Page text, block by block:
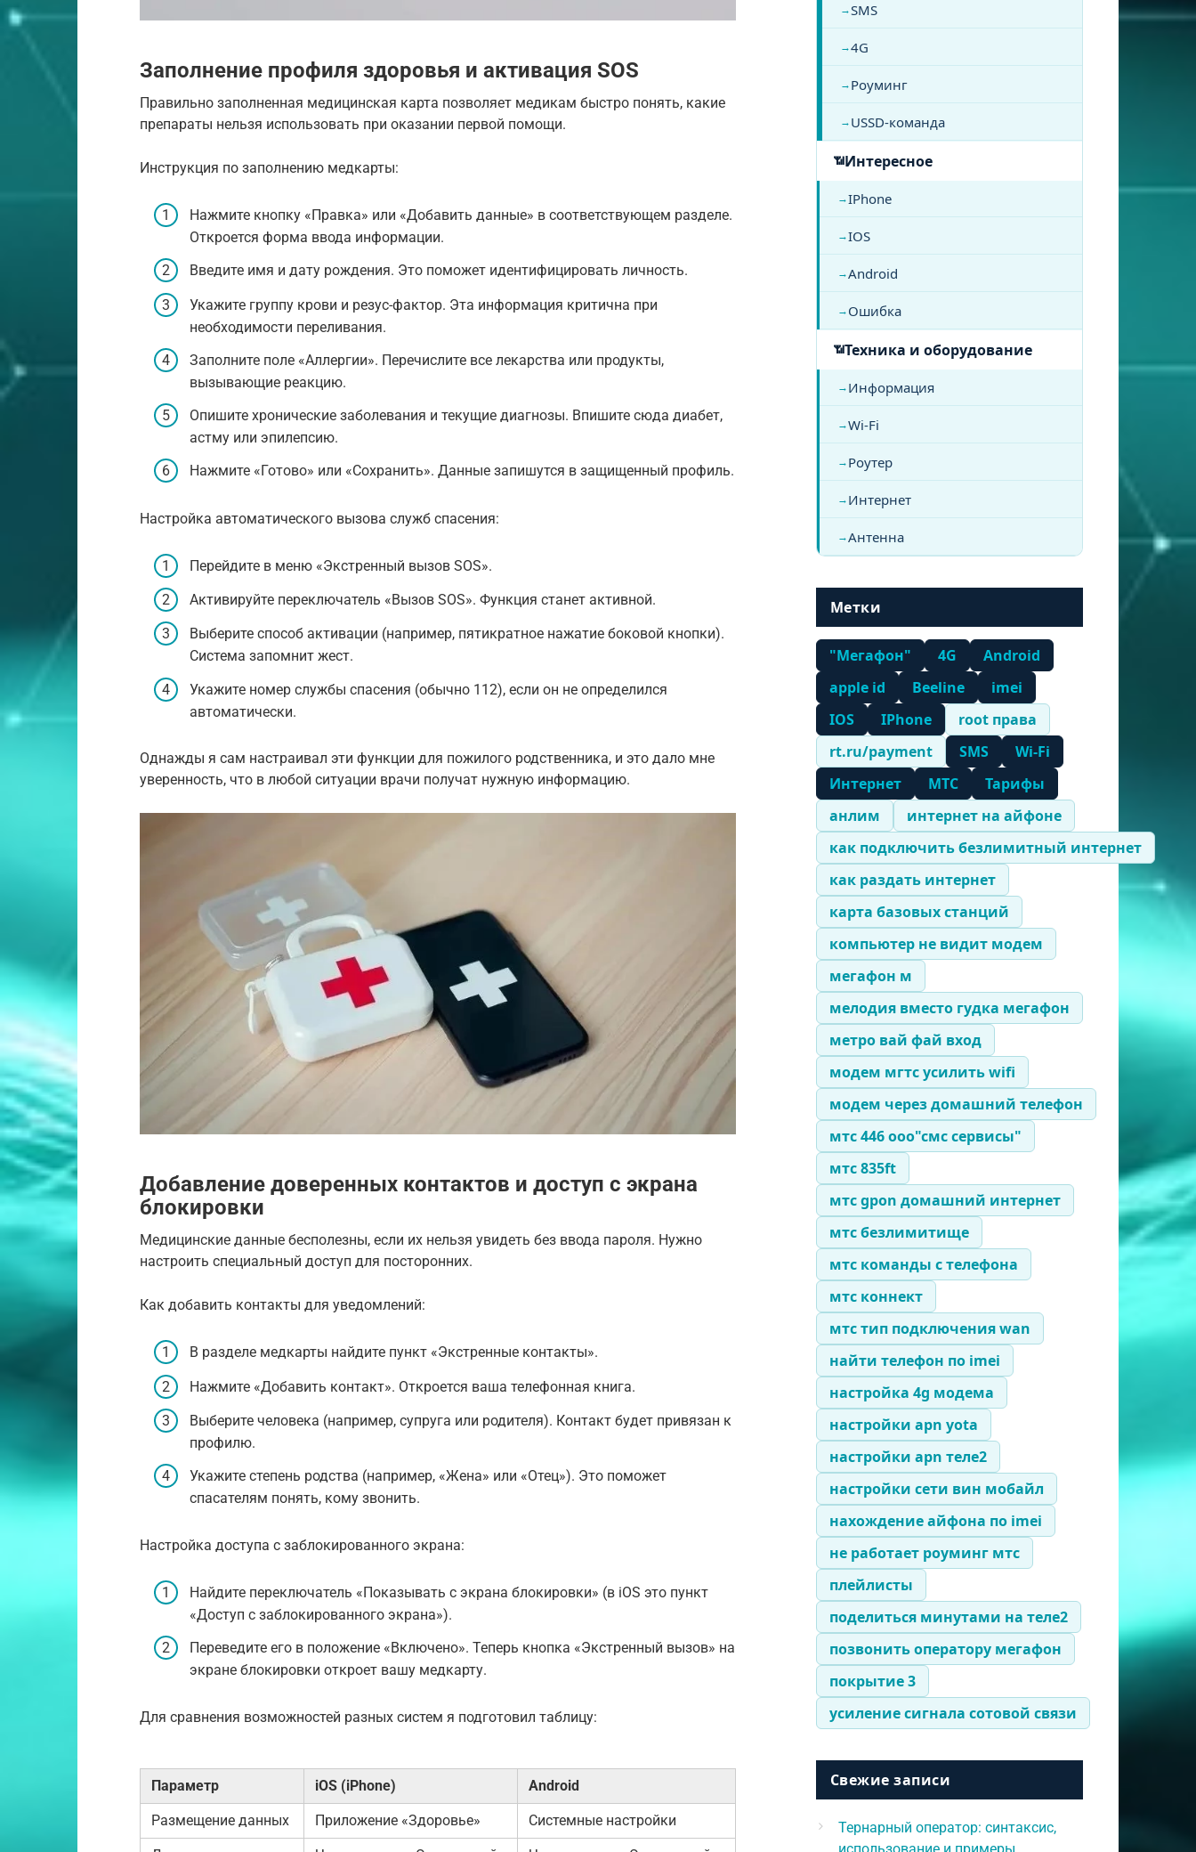
Заполнение профиля здоровья и активация SOS
Правильно заполненная медицинская карта позволяет медикам быстро понять, какие
препараты нельзя использовать при оказании первой помощи.
Инструкция по заполнению медкарты:
Нажмите кнопку «Правка» или «Добавить данные» в соответствующем разделе.
Откроется форма ввода информации.
Введите имя и дату рождения. Это поможет идентифицировать личность.
Укажите группу крови и резус-фактор. Эта информация критична при
необходимости переливания.
Заполните поле «Аллергии». Перечислите все лекарства или продукты,
вызывающие реакцию.
Опишите хронические заболевания и текущие диагнозы. Впишите сюда диабет,
астму или эпилепсию.
Нажмите «Готово» или «Сохранить». Данные запишутся в защищенный профиль.
Настройка автоматического вызова служб спасения:
Перейдите в меню «Экстренный вызов SOS».
Активируйте переключатель «Вызов SOS». Функция станет активной.
Выберите способ активации (например, пятикратное нажатие боковой кнопки).
Система запомнит жест.
Укажите номер службы спасения (обычно 112), если он не определился
автоматически.
Однажды я сам настраивал эти функции для пожилого родственника, и это дало мне
уверенность, что в любой ситуации врачи получат нужную информацию.
Добавление доверенных контактов и доступ с экрана
блокировки
Медицинские данные бесполезны, если их нельзя увидеть без ввода пароля. Нужно
настроить специальный доступ для посторонних.
Как добавить контакты для уведомлений:
В разделе медкарты найдите пункт «Экстренные контакты».
Нажмите «Добавить контакт». Откроется ваша телефонная книга.
Выберите человека (например, супруга или родителя). Контакт будет привязан к
профилю.
Укажите степень родства (например, «Жена» или «Отец»). Это поможет
спасателям понять, кому звонить.
Настройка доступа с заблокированного экрана:
Найдите переключатель «Показывать с экрана блокировки» (в iOS это пункт
«Доступ с заблокированного экрана»).
Переведите его в положение «Включено». Теперь кнопка «Экстренный вызов» на
экране блокировки откроет вашу медкарту.
Для сравнения возможностей разных систем я подготовил таблицу:
Параметр iOS (iPhone) Android
Размещение данных Приложение «Здоровье» Системные настройки
SMS
4G
Роуминг
USSD-команда
Интересное
IPhone
IOS
Android
Ошибка
Техника и оборудование
Информация
Wi-Fi
Роутер
Интернет
Антенна
Метки
"Мегафон" 4G
Android
apple id
Beeline
imei
IOS
IPhone
root права
rt.ru/payment
SMS
Wi-Fi
Интернет
МТС
Тарифы
анлим
интернет на айфоне
как подключить безлимитный интернет
как раздать интернет
карта базовых станций
компьютер не видит модем
мегафон м
мелодия вместо гудка мегафон
метро вай фай вход
модем мгтс усилить wifi
модем через домашний телефон
мтс 446 ооо"смс сервисы"
мтс 835ft
мтс gpon домашний интернет
мтс безлимитище
мтс команды с телефона
мтс коннект
мтс тип подключения wan
найти телефон по imei
настройка 4g модема
настройки apn yota
настройки apn теле2
настройки сети вин мобайл
нахождение айфона по imei
не работает роуминг мтс
плейлисты
поделиться минутами на теле2
позвонить оператору мегафон
покрытие 3
усиление сигнала сотовой связи
Свежие записи
Тернарный оператор: синтаксис,